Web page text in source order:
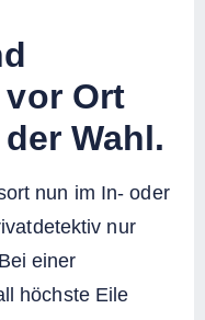
Ort
Wahl.
nun im In- oder
nur
einer
höchste Eile